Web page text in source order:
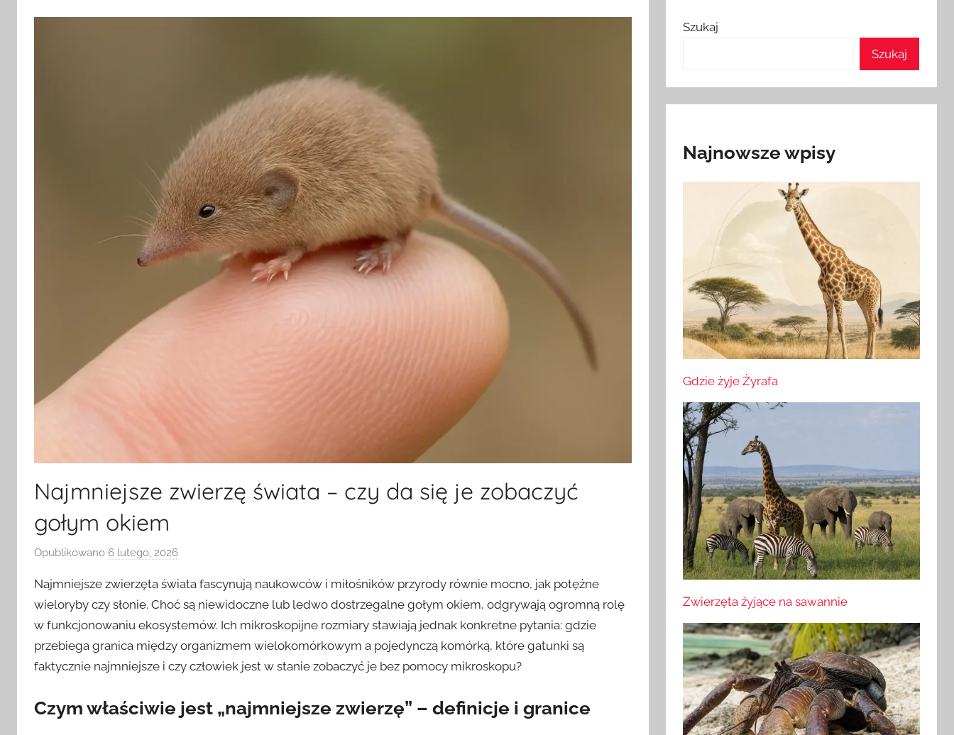
Najmniejsze zwierzę świata – czy da się je zobaczyć
gołym okiem
Opublikowano 6 lutego, 2026
z
e
z
Najmniejsze zwierzęta świata fascynują naukowców i miłośników przyrody równie mocno, jak potężne
wieloryby czy słonie. Choć są niewidoczne lub ledwo dostrzegalne gołym okiem, odgrywają ogromną rolę
w funkcjonowaniu ekosystemów. Ich mikroskopijne rozmiary stawiają jednak konkretne pytania: gdzie
przebiega granica między organizmem wielokomórkowym a pojedynczą komórką, które gatunki są
faktycznie najmniejsze i czy człowiek jest w stanie zobaczyć je bez pomocy mikroskopu?
Czym właściwie jest „najmniejsze zwierzę” – definicje i granice
Szukaj
Szukaj
Najnowsze wpisy
Gdzie żyje Żyrafa
Zwierzęta żyjące na sawannie